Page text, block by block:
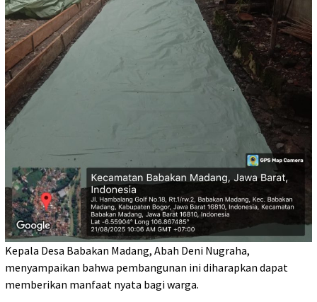
Kepala Desa Babakan Madang, Abah Deni Nugraha,
menyampaikan bahwa pembangunan ini diharapkan dapat
memberikan manfaat nyata bagi warga.